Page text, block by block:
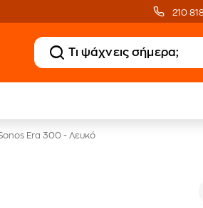
210
Era 300 - Λευκό